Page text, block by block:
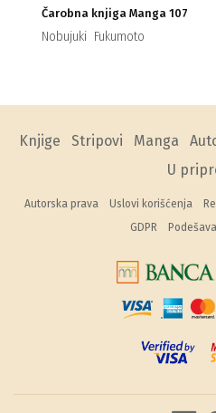
Čarobna knjiga Manga 107
Nobujuki Fukumoto
Knjige Stripovi Manga
U
Autorska prava Uslovi korišćenja
GDPR